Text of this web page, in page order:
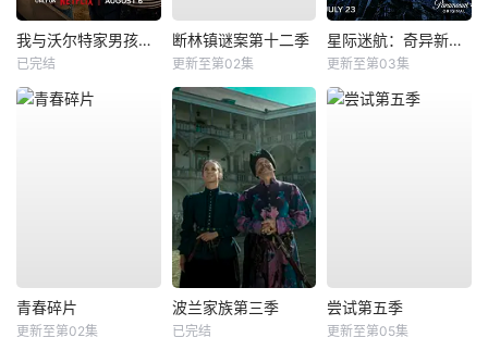
我与沃尔特家男孩的生活第三季
已完结
断林镇谜案第十二季
更新至第02集
星际迷航：奇异新世界第四季
更新至第03集
青春碎片
更新至第02集
波兰家族第三季
已完结
尝试第五季
更新至第05集